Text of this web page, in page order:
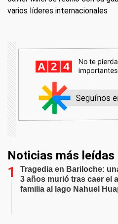
varios líderes internacionales
Noticias más leídas
Tragedia en Bariloche:
3 años murió tras caer el
familia al lago Nahuel